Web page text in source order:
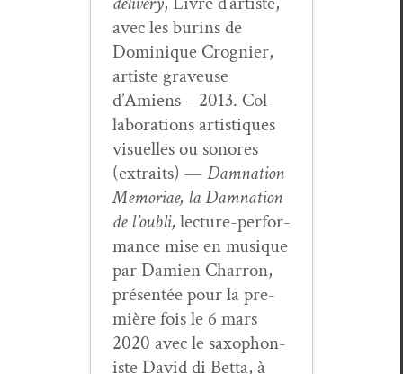
avec les burins de
Dominique Crog­nier,
artiste graveuse
d’Amiens – 2013. Col­
lab­o­ra­tions artis­tiques
visuelles ou sonores
(extraits) —Damna­tion
Memo­ri­ae, la Damna­tion
de l’ou­bli, lec­ture-per­for­
mance mise en musique
par Damien Char­ron,
présen­tée pour la pre­
mière fois le 6 mars
2020 avec le sax­o­phon­
iste David di Bet­ta, à